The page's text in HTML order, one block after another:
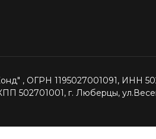
, ОГРН 1195027001091, ИНН
502701001, г. Люберцы,